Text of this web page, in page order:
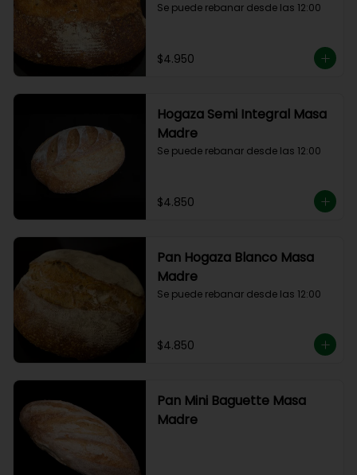
Se puede rebanar desde las 12:00
$4.950
Hogaza Semi Integral Masa
Madre
Se puede rebanar desde las 12:00
$4.850
Pan Hogaza Blanco Masa
Madre
Se puede rebanar desde las 12:00
$4.850
Pan Mini Baguette Masa
Madre